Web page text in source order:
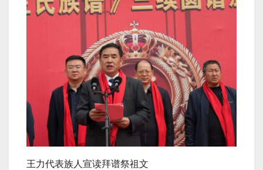
王力代表族人宣读拜谱祭祖文